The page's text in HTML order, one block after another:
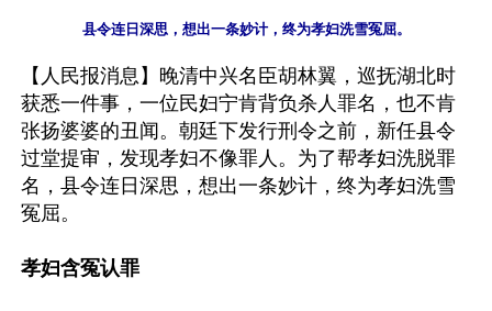
【人民报消息】晚清中兴名臣胡林翼，巡抚湖北时
获悉一件事，一位民妇宁肯背负杀人罪名，也不肯
张扬婆婆的丑闻。朝廷下发行刑令之前，新任县令
过堂提审，发现孝妇不像罪人。为了帮孝妇洗脱罪
名，县令连日深思，想出一条妙计，终为孝妇洗雪
冤屈。
孝妇含冤认罪